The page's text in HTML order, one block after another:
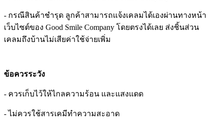
- กรณีสินค้าชำรุด ลูกค้าสามารถแจ้งเคลมได้เองผ่านทางหน้า
เว็บไซต์ของ Good Smile Company โดยตรงได้เลย ส่งชิ้นส่วน
เคลมถึงบ้านไม่เสียค่าใช้จ่ายเพิ่ม
ข้อควรระวัง
- ควรเก็บไว้ให้ไกลความร้อน และแสงแดด
- ไม่ควรใช้สารเคมีทำความสะอาด